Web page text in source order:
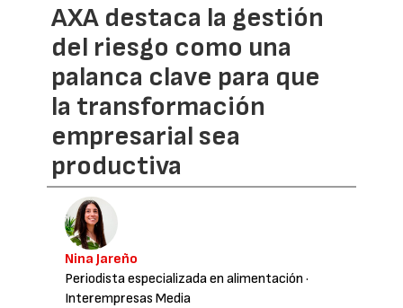
AXA destaca la gestión
del riesgo como una
palanca clave para que
la transformación
empresarial sea
productiva
Nina Jareño
Periodista especializada en alimentación ·
Interempresas Media